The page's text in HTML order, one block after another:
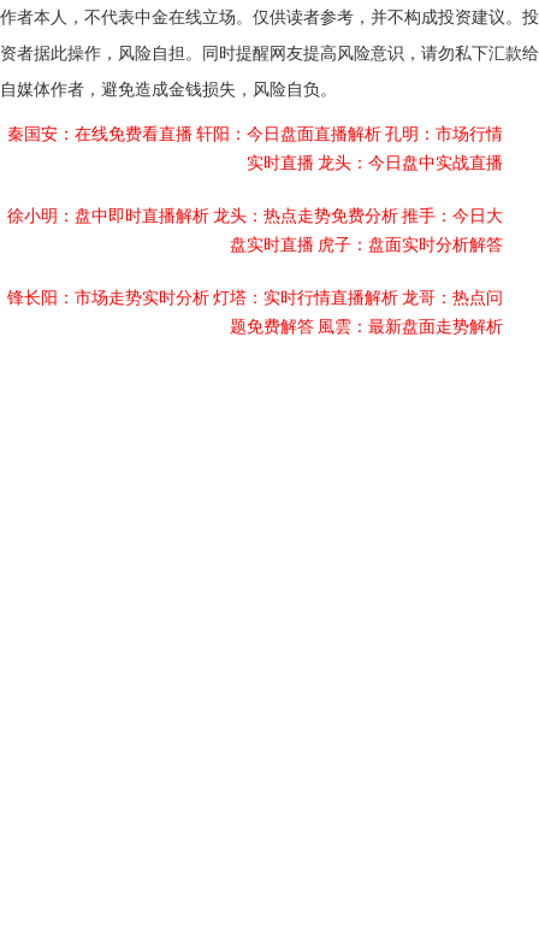
作者本人，不代表中金在线立场。仅供读者参考，并不构成投资建议。投
资者据此操作，风险自担。同时提醒网友提高风险意识，请勿私下汇款给
自媒体作者，避免造成金钱损失，风险自负。
秦国安：在线免费看直播 轩阳：今日盘面直播解析 孔明：市场行情
实时直播 龙头：今日盘中实战直播
徐小明：盘中即时直播解析 龙头：热点走势免费分析 推手：今日大
盘实时直播 虎子：盘面实时分析解答
锋长阳：市场走势实时分析 灯塔：实时行情直播解析 龙哥：热点问
题免费解答 風雲：最新盘面走势解析